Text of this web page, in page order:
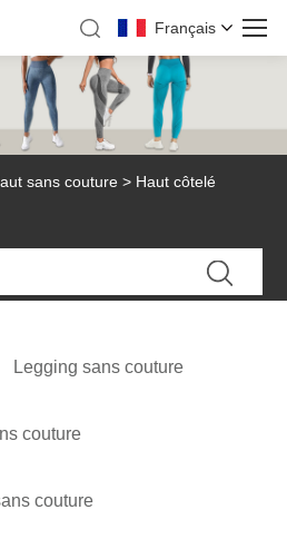
Français
sans couture > Haut côtelé
Legging sans couture
couture
couture